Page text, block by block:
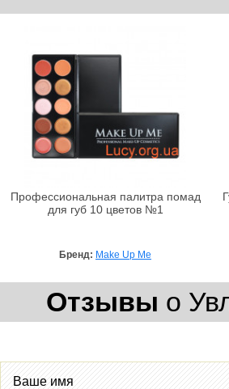
Профессиональная палитра помад
для губ 10 цветов №1
Бренд: Make Up Me
Отзывы о
Ваше имя